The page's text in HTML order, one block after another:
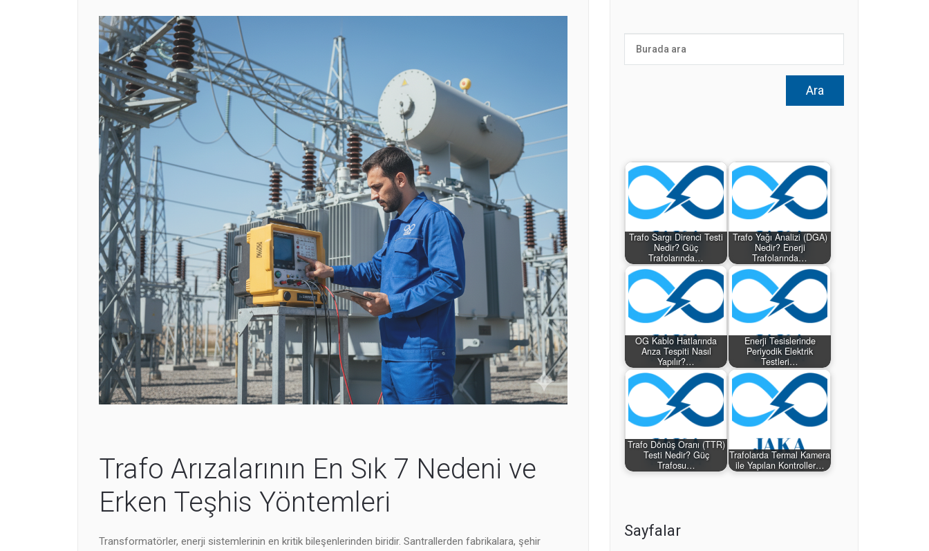
Trafo Arızalarının En Sık 7 Nedeni ve
Erken Teşhis Yöntemleri
Transformatörler, enerji sistemlerinin en kritik bileşenlerinden biridir. Santrallerden fabrikalara, şehir
Trafo Sargı Direnci Testi
Nedir? Güç
Trafolarında…
Trafo Yağı Analizi (DGA)
Nedir? Enerji
Trafolarında…
OG Kablo Hatlarında
Arıza Tespiti Nasıl
Yapılır?…
Enerji Tesislerinde
Periyodik Elektrik
Testleri…
Trafo Dönüş Oranı (TTR)
Testi Nedir? Güç
Trafosu…
Trafolarda Termal Kamera
ile Yapılan Kontroller…
Sayfalar